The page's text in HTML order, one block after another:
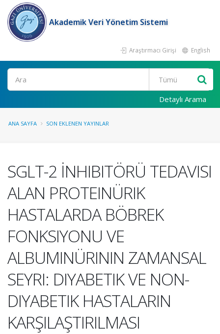
Akademik Veri Yönetim Sistemi
Araştırmacı Girişi English
Ara
Detaylı Arama
ANA SAYFA SON EKLENEN YAYINLAR
SGLT-2 İNHIBITÖRÜ TEDAVISI
ALAN PROTEINÜRIK
HASTALARDA BÖBREK
FONKSIYONU VE
ALBUMINÜRININ ZAMANSAL
SEYRI: DIYABETIK VE NON-
DIYABETIK HASTALARIN
KARŞILAŞTIRILMASI